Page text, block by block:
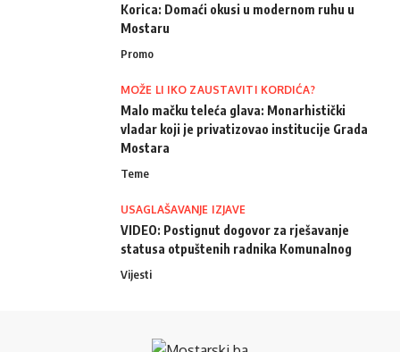
Korica: Domaći okusi u modernom ruhu u
Mostaru
Promo
MOŽE LI IKO ZAUSTAVITI KORDIĆA?
Malo mačku teleća glava: Monarhistički
vladar koji je privatizovao institucije Grada
Mostara
Teme
USAGLAŠAVANJE IZJAVE
VIDEO: Postignut dogovor za rješavanje
statusa otpuštenih radnika Komunalnog
Vijesti